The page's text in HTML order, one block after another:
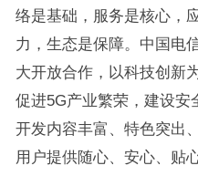
络是基础，服务是核心，
力，生态是保障。中国电
大开放合作，以科技创新
促进5G产业繁荣，建设安
开发内容丰富、特色突出
用户提供随心、安心、贴